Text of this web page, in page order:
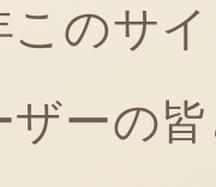
このサ
ザーの